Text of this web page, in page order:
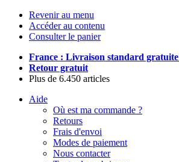
Revenir au menu
Accéder au contenu
Consulter le panier
France : Livraison standard gratuite
Retour gratuit
Plus de 6.450 articles
Aide
Où est ma commande ?
Retours
Frais d'envoi
Modes de paiement
Nous contacter